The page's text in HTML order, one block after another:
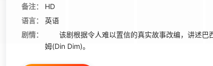
备注：
HD
语言：
英语
剧情：
该剧根据令人难以置信的真实故事改编，讲述巴
姆(Din Dim)。